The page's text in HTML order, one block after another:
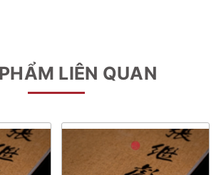
LIÊN QUAN